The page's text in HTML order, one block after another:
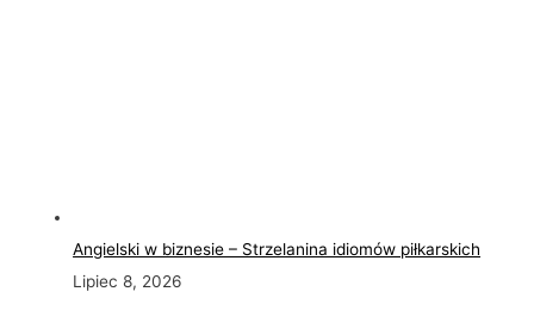
Angielski w biznesie – Strzelanina idiomów piłkarskich
Lipiec 8, 2026